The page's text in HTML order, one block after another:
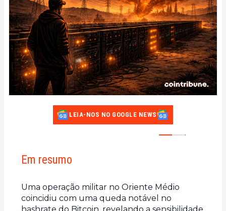
LEIA-NOS NO GOOGLE NEWS
Em resumo
Uma operação militar no Oriente Médio
coincidiu com uma queda notável no